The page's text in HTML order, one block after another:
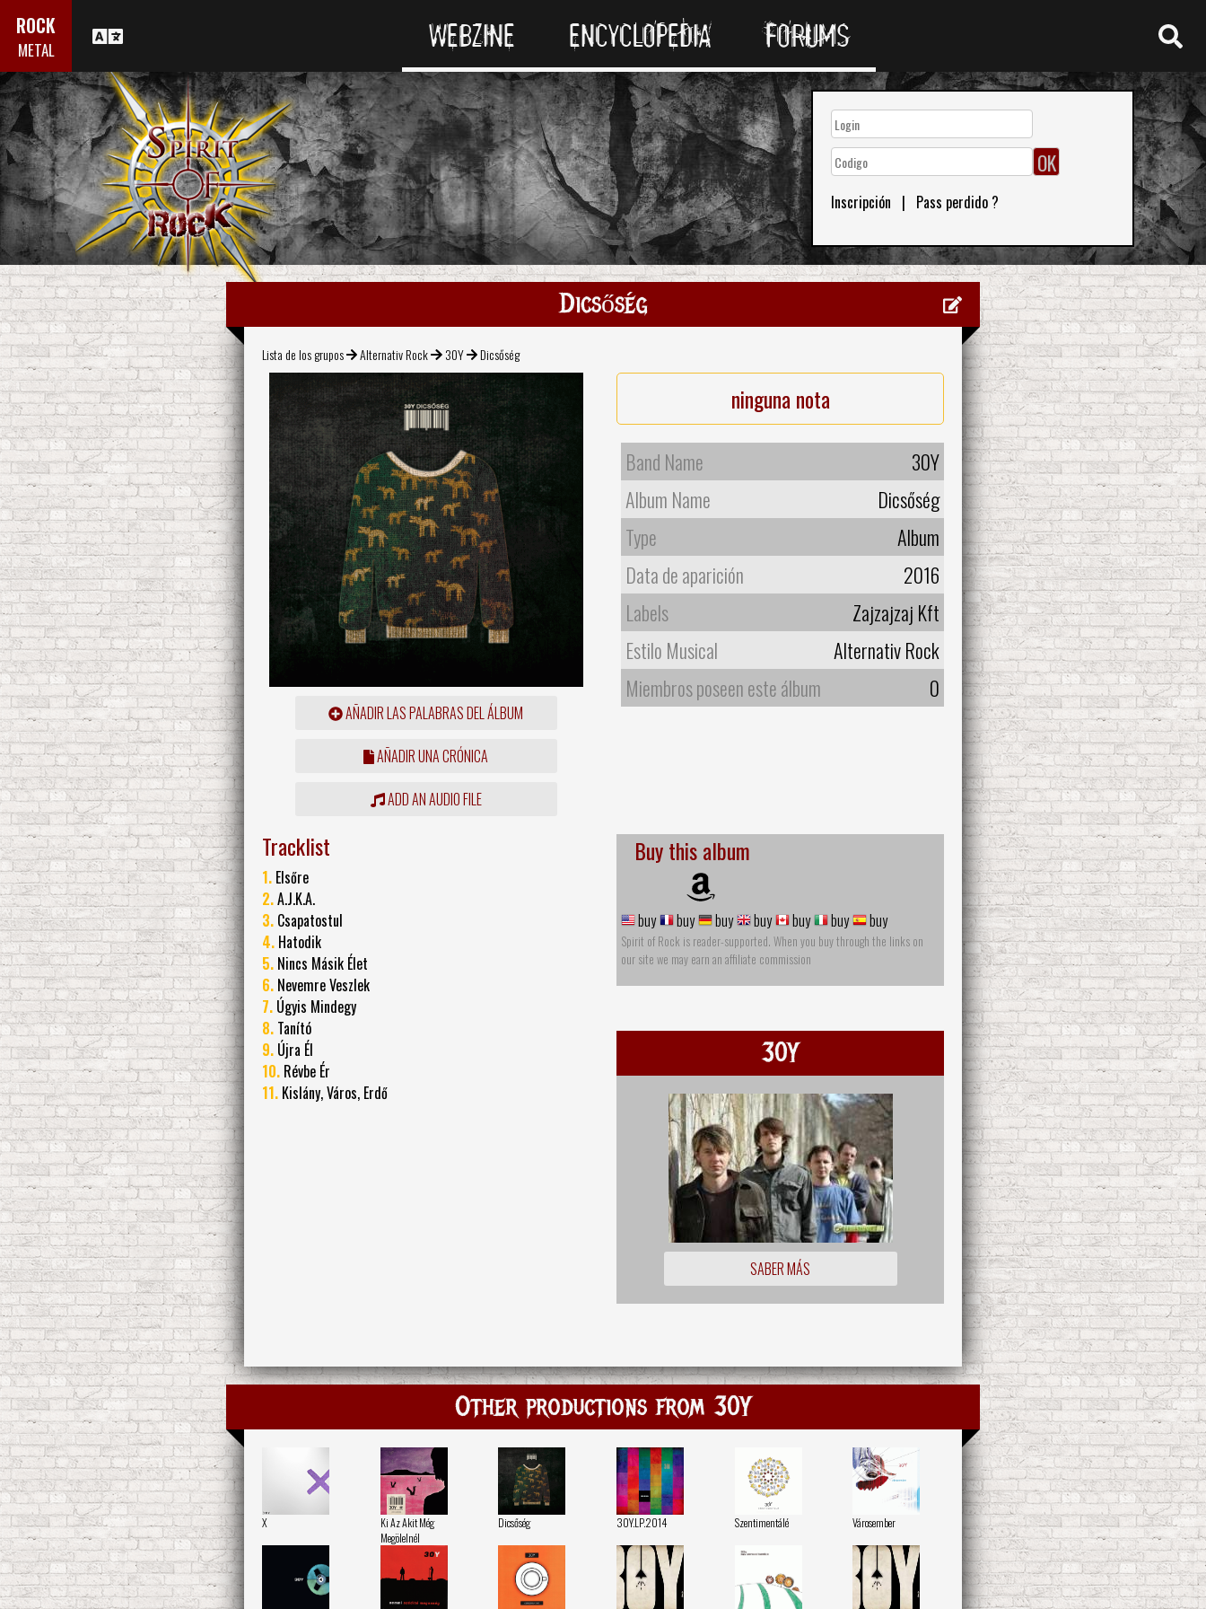
ROCK
METAL WEBZINE ENCYCLOPEDIA FORUMS
Inscripción | Pass perdido ?
Dicsőség
Lista de los grupos Alternativ Rock 30Y Dicsőség
AÑADIR LAS PALABRAS DEL ÁLBUM
AÑADIR UNA CRÓNICA
ADD AN AUDIO FILE
ninguna nota
Band Name
30Y
Album Name
Dicsőség
Type
Album
Data de aparición
2016
Labels
Zajzajzaj Kft
Estilo Musical
Alternativ Rock
Miembros poseen este álbum
0
Tracklist
1. Elsőre
2.A.J.K.A.
3. Csapatostul
4. Hatodik
5. Nincs Másik Élet
6. Nevemre Veszlek
7. Úgyis Mindegy
8. Tanító
9. Újra Él
10. Révbe Ér
11. Kislány, Város, Erdő
Buy this album
buy buy buy buy buy buy buy
Spirit of Rock is reader-supported. When you buy through the links on
our site we may earn an affiliate commission
30Y
SABER MÁS
Other productions from 30Y
X
Ki Az Akit Még
Megölelnél
Dicsőség 30Y.LP.2014 Szentimentálé Városember